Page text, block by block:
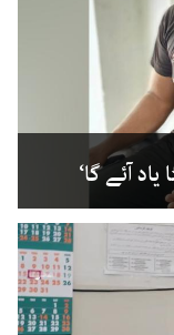
آئے گا‘